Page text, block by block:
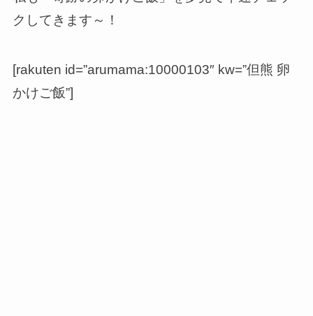
クしてきます～！
[rakuten id=”arumama:10000103″ kw=”但熊 卵
かけご飯”]